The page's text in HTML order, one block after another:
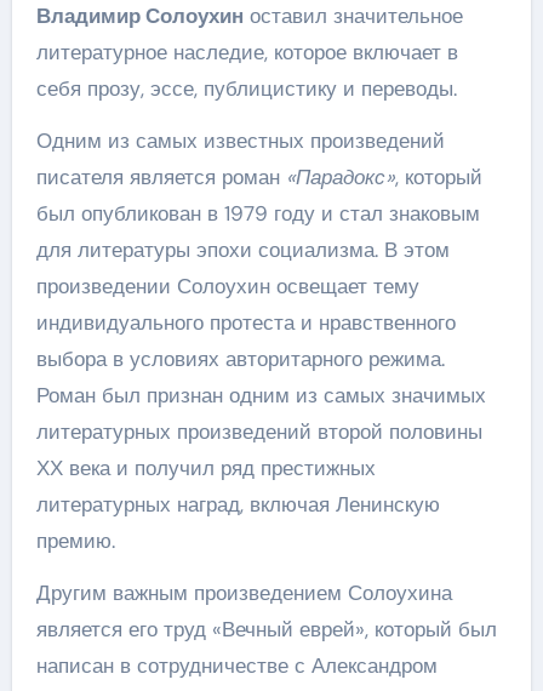
Владимир Солоухин оставил значительное
литературное наследие, которое включает в
себя прозу, эссе, публицистику и переводы.
Одним из самых известных произведений
писателя является роман «Парадокс», который
был опубликован в 1979 году и стал знаковым
для литературы эпохи социализма. В этом
произведении Солоухин освещает тему
индивидуального протеста и нравственного
выбора в условиях авторитарного режима.
Роман был признан одним из самых значимых
литературных произведений второй половины
ХХ века и получил ряд престижных
литературных наград, включая Ленинскую
премию.
Другим важным произведением Солоухина
является его труд «Вечный еврей», который был
написан в сотрудничестве с Александром